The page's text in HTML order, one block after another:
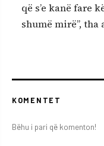
që s’e kanë fare
shumë mirë”, tha
KOMENTET
Bëhu i pari që komenton!